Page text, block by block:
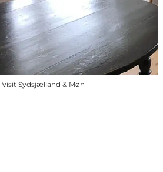
Visit Sydsjælland & Møn